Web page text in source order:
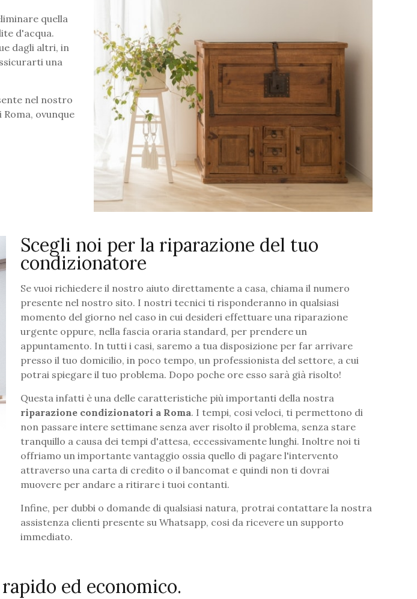
quella
d'acqua.
dagli altri, in
una
nel nostro
ovunque
Scegli noi per la riparazione del tuo
condizionatore
Se vuoi richiedere il nostro aiuto direttamente a casa, chiama il numero
presente nel nostro sito. I nostri tecnici ti risponderanno in qualsiasi
momento del giorno nel caso in cui desideri effettuare una riparazione
urgente oppure, nella fascia oraria standard, per prendere un
appuntamento. In tutti i casi, saremo a tua disposizione per far arrivare
presso il tuo domicilio, in poco tempo, un professionista del settore, a cui
potrai spiegare il tuo problema. Dopo poche ore esso sarà già risolto!
Questa infatti è una delle caratteristiche più importanti della nostra
riparazione condizionatori a Roma. I tempi, cosi veloci, ti permettono di
non passare intere settimane senza aver risolto il problema, senza stare
tranquillo a causa dei tempi d'attesa, eccessivamente lunghi. Inoltre noi ti
offriamo un importante vantaggio ossia quello di pagare l'intervento
attraverso una carta di credito o il bancomat e quindi non ti dovrai
muovere per andare a ritirare i tuoi contanti.
Infine, per dubbi o domande di qualsiasi natura, protrai contattare la nostra
assistenza clienti presente su Whatsapp, cosi da ricevere un supporto
immediato.
ed economico.